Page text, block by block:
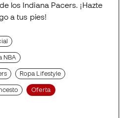
los Indiana Pacers. ¡Hazte
a tus pies!
NBA
Ropa Lifestyle
Oferta